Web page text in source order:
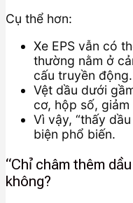
Cụ thể hơn:
Xe EPS vẫn có
thường nằm ở
cấu truyền động.
Vệt dầu dưới
cơ, hộp số,
Vì vậy, “thấy
biện phổ biến.
“Chỉ châm thêm
không?